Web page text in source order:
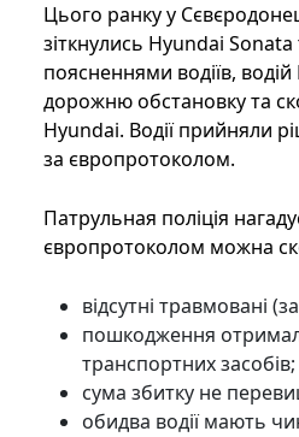
Цього ранку у
зіткнулись Hyundai
поясненнями водіїв,
дорожню обстановку та
Hyundai. Водії прийняли
за європротоколом.
Патрульная поліція
європротоколом можна
відсутні травмовані
пошкодження
транспортних засобів;
сума збитку не
обидва водії мають